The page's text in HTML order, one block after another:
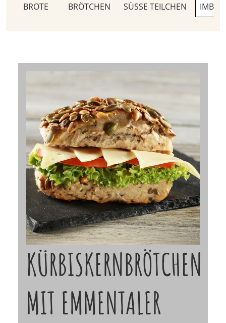
BROTE BRÖTCHEN SÜSSE TEILCHEN
KÜRBISKERNBRÖTCHEN
MIT EMMENTALER